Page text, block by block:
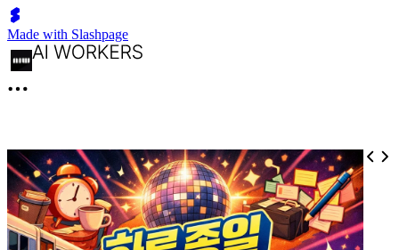
Made with Slashpage